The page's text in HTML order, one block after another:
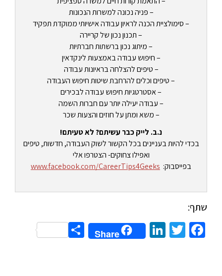
– פניה נכונה למשרות הנכונות
– סימולציית הכנה לראיון עבודה אישיותי ממוקדת תפקיד
– תכנון נכון של קריירה
– מיתוג נכון ברשתות חברתיות
– חיפוש עבודה באמצעות לינקדאין
– טיפים להצלחה בראיונות עבודה
– טיפים וכלים להרחבת שיטות חיפוש העבודה
– אסטרטגיות חיפוש עבודה לבכירים
– עבודה יעילה יותר עם חברות השמה
– משא ומתן על חוזים והצעות שכר
נ.ב. לייק כבר עשיתם? לא טעיתם!
בכדי להיות בעניינים בכל הקשור לשוק העבודה, חדשות, טיפים
ואפילו צחוקים- הצטרפו אלי
בפייסבוק: www.facebook.com/CareerTips4Geeks
שתף:
Facebook
Twitter
LinkedIn
Share
Share